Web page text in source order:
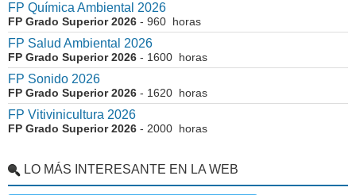
FP Química Ambiental 2026
FP Grado Superior 2026 - 960 horas
FP Salud Ambiental 2026
FP Grado Superior 2026 - 1600 horas
FP Sonido 2026
FP Grado Superior 2026 - 1620 horas
FP Vitivinicultura 2026
FP Grado Superior 2026 - 2000 horas
LO MÁS INTERESANTE EN LA WEB